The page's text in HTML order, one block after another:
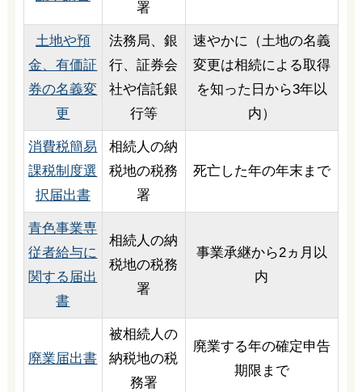
署
土地や預
金、有価証
券の名義変
更
法務局、銀
行、証券会
社や信託銀
行等
速やかに（土地の名義
変更は相続による取得
を知った日から3年以
内）
消費税簡易
課税制度選
択届出書
相続人の納
税地の税務
署
死亡した年の年末まで
青色事業専
従者給与に
関する届出
書
相続人の納
税地の税務
署
事業承継から2ヵ月以
内
廃業届出書
被相続人の
納税地の税
務署
廃業する年の確定申告
期限まで